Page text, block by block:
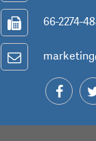
66-2274-